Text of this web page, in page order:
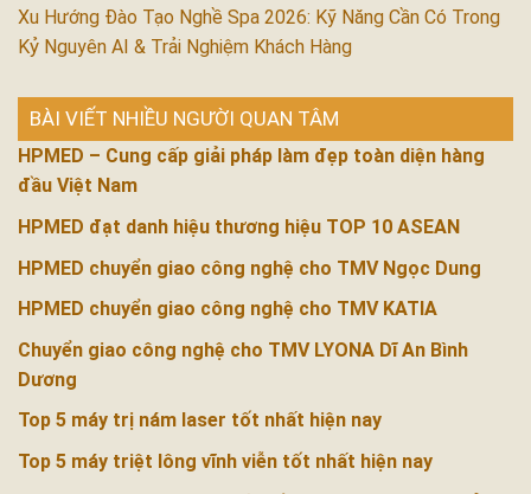
Xu Hướng Đào Tạo Nghề Spa 2026: Kỹ Năng Cần Có Trong
Kỷ Nguyên AI & Trải Nghiệm Khách Hàng
BÀI VIẾT NHIỀU NGƯỜI QUAN TÂM
HPMED – Cung cấp giải pháp làm đẹp toàn diện hàng
đầu Việt Nam
HPMED đạt danh hiệu thương hiệu TOP 10 ASEAN
HPMED chuyển giao công nghệ cho TMV Ngọc Dung
HPMED chuyển giao công nghệ cho TMV KATIA
Chuyển giao công nghệ cho TMV LYONA Dĩ An Bình
Dương
Top 5 máy trị nám laser tốt nhất hiện nay
Top 5 máy triệt lông vĩnh viễn tốt nhất hiện nay